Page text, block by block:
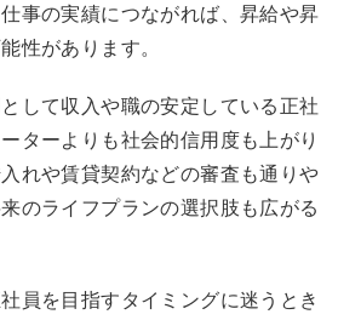
事の実績につながれば、昇給や昇
性があります。
して収入や職の安定している正社
ターよりも社会的信用度も上がり
れや賃貸契約などの審査も通りや
のライフプランの選択肢も広がる
員を目指すタイミングに迷うとき